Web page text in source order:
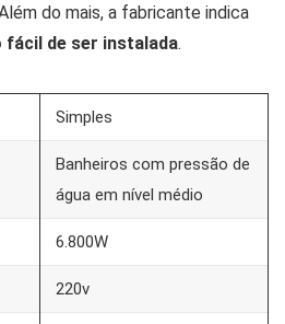
do mais, a fabricante indica
fácil de ser instalada.
Simples
Banheiros com pressão de
água em nível médio
6.800W
220v